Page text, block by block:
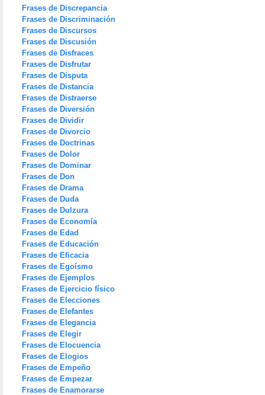
Frases de Discrepancia
Frases de Discriminación
Frases de Discursos
Frases de Discusión
Frases de Disfraces
Frases de Disfrutar
Frases de Disputa
Frases de Distancia
Frases de Distraerse
Frases de Diversión
Frases de Dividir
Frases de Divorcio
Frases de Doctrinas
Frases de Dolor
Frases de Dominar
Frases de Don
Frases de Drama
Frases de Duda
Frases de Dulzura
Frases de Economía
Frases de Edad
Frases de Educación
Frases de Eficacia
Frases de Egoísmo
Frases de Ejemplos
Frases de Ejercicio físico
Frases de Elecciones
Frases de Elefantes
Frases de Elegancia
Frases de Elegir
Frases de Elocuencia
Frases de Elogios
Frases de Empeño
Frases de Empezar
Frases de Enamorarse